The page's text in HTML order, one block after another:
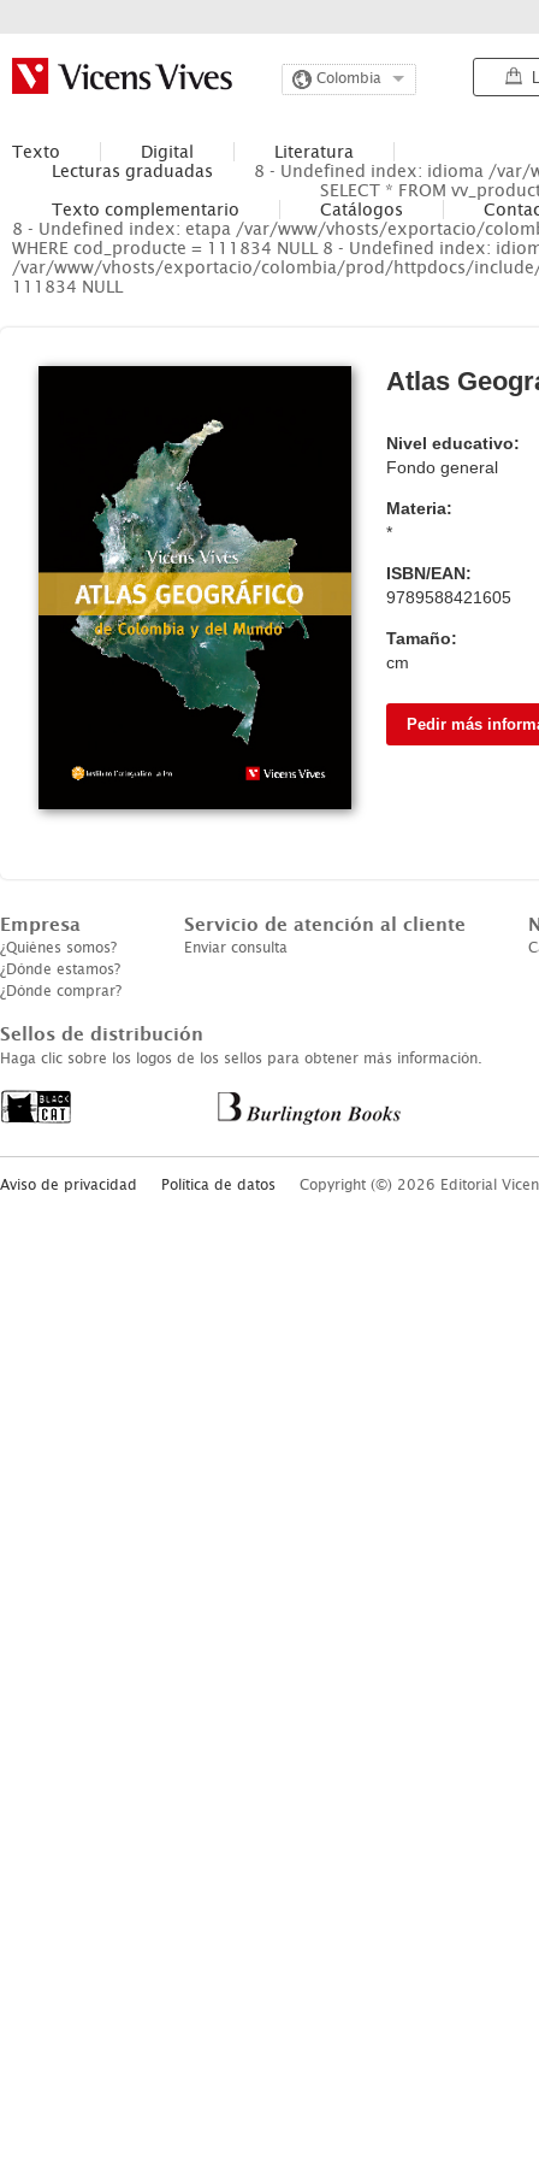
Colombia
Texto Digital
Literatura
Lecturas graduadas
8 - Undefined index: idioma /
SELECT * FROM
Texto complementario
Catálogos
8 - Undefined index: etapa /var/www/vhosts/exportacio/
WHERE cod_producte = 111834 NULL 8 - Undefined index:
/var/www/vhosts/exportacio/colombia/prod/httpdocs/include/
111834 NULL
Atlas
Nivel educativo:
Fondo general
Materia:
*
ISBN/EAN:
9789588421605
Tamaño:
cm
Pedir más
Empresa
¿Quiénes somos?
¿Dónde estamos?
¿Dónde comprar?
Servicio de atención al cliente
Enviar consulta
Sellos de distribución
Haga clic sobre los logos de los sellos para obtener más información.
Aviso de privacidad Política de datos Copyright (©) 2026 Editorial